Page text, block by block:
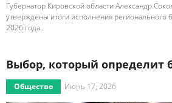
Губернатор Кировской области Александр
утверждены итоги исполнения регионального
2026 года.
Выбор, который определит
Общество Июнь 17, 2026